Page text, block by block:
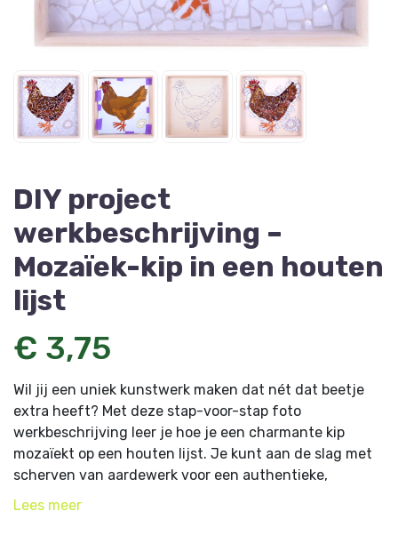
DIY project
werkbeschrijving –
Mozaïek-kip in een houten
lijst
€ 3,75
Wil jij een uniek kunstwerk maken dat nét dat beetje
extra heeft? Met deze stap-voor-stap foto
werkbeschrijving leer je hoe je een charmante kip
mozaïekt op een houten lijst. Je kunt aan de slag met
scherven van aardewerk voor een authentieke,
creatieve uitstraling, óf gebruik kant-en-klare
Lees meer